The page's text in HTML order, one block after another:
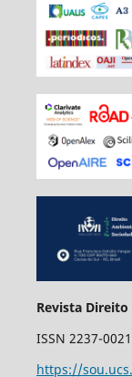
Revista
ISSN 2237-0021
https://